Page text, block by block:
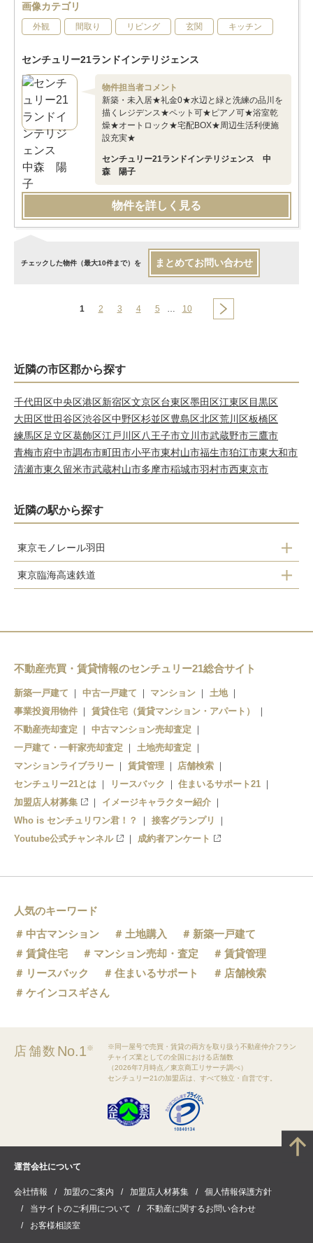
画像カテゴリ
外観 間取り リビング 玄関 キッチン
センチュリー21ランドインテリジェンス
物件担当者コメント
新築・未入居★礼金0★水辺と緑と洗練の品川を
描くレジデンス★ペット可★ピアノ可★浴室乾
燥★オートロック★宅配BOX★周辺生活利便施
設充実★
センチュリー21ランドインテリジェンス 中
森 陽子
物件を詳しく見る
チェックした物件（最大10件まで）を まとめてお問い合わせ
1 2 3 4 5 … 10
近隣の市区郡から探す
千代田区中央区港区新宿区文京区台東区墨田区江東区目黒区
大田区世田谷区渋谷区中野区杉並区豊島区北区荒川区板橋区
練馬区足立区葛飾区江戸川区八王子市立川市武蔵野市三鷹市
青梅市府中市調布市町田市小平市東村山市福生市狛江市東大和市
清瀬市東久留米市武蔵村山市多摩市稲城市羽村市西東京市
近隣の駅から探す
東京モノレール羽田
昭和島
東京臨海高速鉄道
国際展示場
東京テレポート
天王洲アイル
品川シーサイド
大井町
大崎
不動産売買・賃貸情報のセンチュリー21総合サイト
新築一戸建て 中古一戸建て マンション
土地
事業投資用物件
賃貸住宅（賃貸マンション・アパート）
不動産売却査定
中古マンション売却査定
一戸建て・一軒家売却査定
土地売却査定
マンションライブラリー
賃貸管理
店舗検索
センチュリー21とは
リースバック
住まいるサポート21
加盟店人材募集
イメージキャラクター紹介
Who is センチュリワン君！？
接客グランプリ
Youtube公式チャンネル
成約者アンケート
人気のキーワード
中古マンション
土地購入
新築一戸建て
賃貸住宅
マンション売却・査定
賃貸管理
リースバック
住まいるサポート
店舗検索
ケインコスギさん
店舗数 No.1※
※同一屋号で売買・賃貸の両方を取り扱う不動産仲介フラン
チャイズ業としての全国における店舗数
（2026年7月時点／東京商工リサーチ調べ）
センチュリー21の加盟店は、すべて独立・自営です。
運営会社について
会社情報 加盟のご案内 加盟店人材募集
個人情報保護方針
当サイトのご利用について
不動産に関するお問い合わせ
お客様相談室